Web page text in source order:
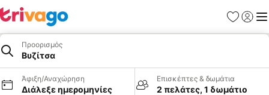
Προορισμός
Βυζίτσα
Άφιξη/Αναχώρηση
Διάλεξε ημερομηνίες
Επισκέπτες & δωμάτια
2 πελάτες, 1 δωμάτιο